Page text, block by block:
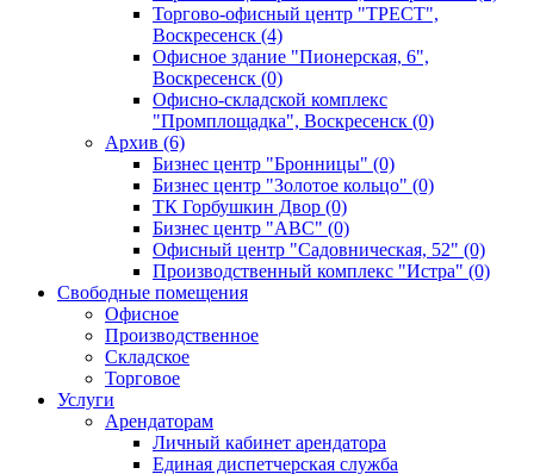
Торгово-офисный центр "ТРЕСТ",
Воскресенск (4)
Офисное здание "Пионерская, 6",
Воскресенск (0)
Офисно-складской комплекс
"Промплощадка", Воскресенск (0)
Архив (6)
Бизнес центр "Бронницы" (0)
Бизнес центр "Золотое кольцо" (0)
ТК Горбушкин Двор (0)
Бизнес центр "АВС" (0)
Офисный центр "Садовническая, 52" (0)
Производственный комплекс "Истра" (0)
Свободные помещения
Офисное
Производственное
Складское
Торговое
Услуги
Арендаторам
Личный кабинет арендатора
Единая диспетчерская служба